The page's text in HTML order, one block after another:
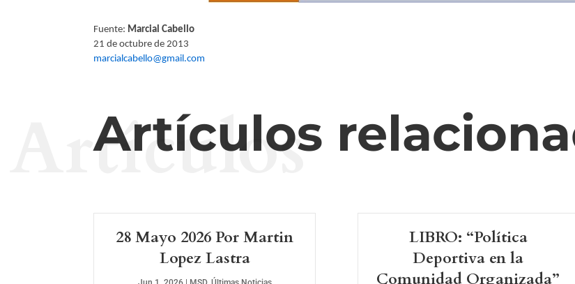
Fuente: Marcial Cabello
21 de octubre de 2013
marcialcabello@gmail.com
Artículos
Artículos
28 Mayo 2026 Por Martin
Lopez Lastra
LIBRO: “Política
Deportiva en la
Comunidad Organizada”